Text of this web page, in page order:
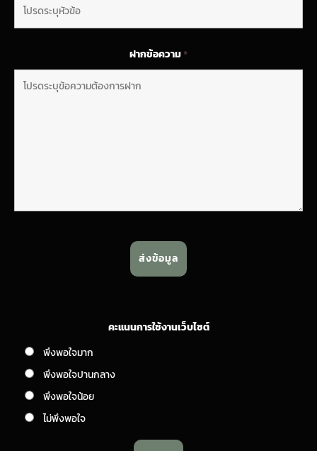
ฝากข้อความ*
คะแนนการใช้งานเว็บไซต์
พึงพอใจมาก
พึงพอใจปานกลาง
พึงพอใจน้อย
ไม่พึงพอใจ